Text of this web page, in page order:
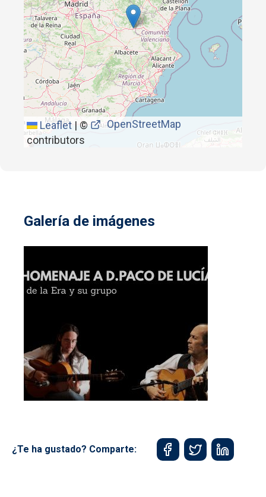
Leaflet | ©
OpenStreetMap
contributors
Galería de imágenes
¿Te ha gustado? Comparte: